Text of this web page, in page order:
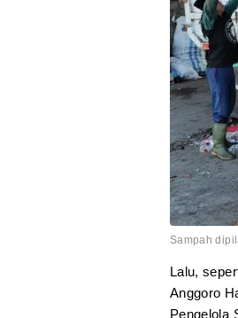
Sampah
Lalu,
Anggoro
Pengelola